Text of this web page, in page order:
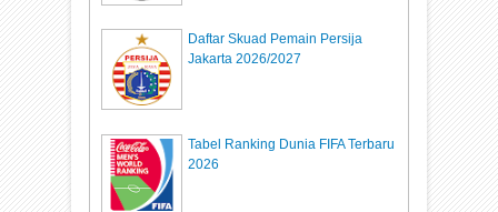
Daftar Skuad Pemain Persija
Jakarta 2026/2027
Tabel Ranking Dunia FIFA Terbaru
2026